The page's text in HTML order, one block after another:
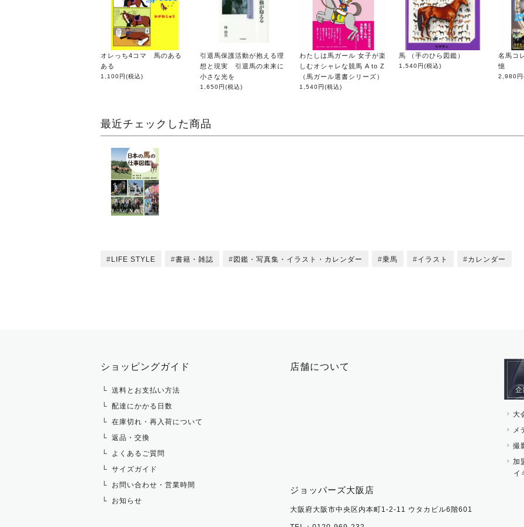
オレっち4コマ 馬のある
ある
1,100円(税込)
引退馬保護活動が抱える理
想と現実 引退馬の未来に
小さな光を
1,650円(税込)
わたしは馬ガール 女子が楽
しむオシャレな競馬 A to Z
（馬ガール選書シリーズ）
1,540円(税込)
馬 （手のひら図鑑）
1,540円(税込)
名馬コ
憶
2,980円
最近チェックした商品
LIFE STYLE 書籍・雑誌 図鑑・写真集・イラスト・カレンダー 乗馬 イラスト カレンダー
ショッピングガイド
送料とお支払い方法
配達にかかる日数
在庫切れ・再入荷について
返品・交換
よくあるご質問
サイズガイド
お問い合わせ・営業時間
お知らせ
店舗について
ジョッパーズ大阪店
大阪府大阪市中央区内本町1-2-11 ウタカビル6階601
大
メ
撮
加
イ